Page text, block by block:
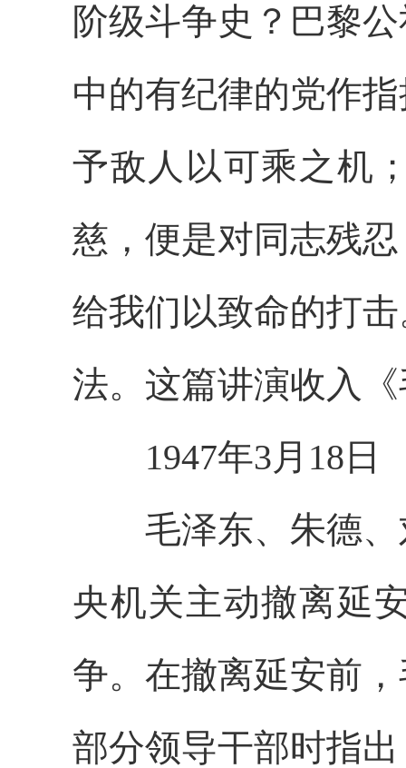
阶级斗争史？巴黎
中的有纪律的党作
予敌人以可乘之机
慈，便是对同志残
给我们以致命的打
法。这篇讲演收入
1947年3月18日
毛泽东、朱德、
央机关主动撤离延
争。在撤离延安前
部分领导干部时指